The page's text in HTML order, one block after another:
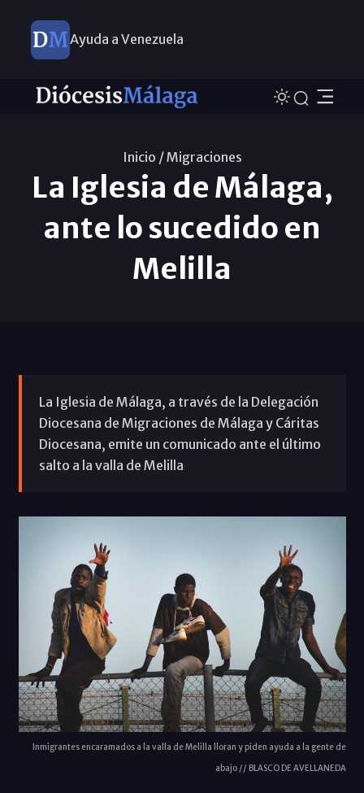
Ayuda a Venezuela
Inicio /Migraciones
La Iglesia de Málaga,
ante lo sucedido en
Melilla
La Iglesia de Málaga, a través de la Delegación
Diocesana de Migraciones de Málaga y Cáritas
Diocesana, emite un comunicado ante el último
salto a la valla de Melilla
Inmigrantes encaramados a la valla de Melilla lloran y piden ayuda a la gente de
abajo // BLASCO DE AVELLANEDA